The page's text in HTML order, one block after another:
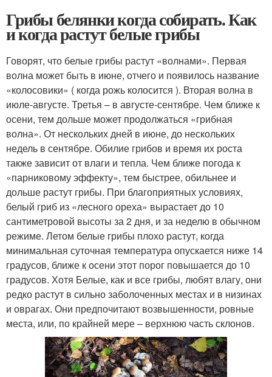
Грибы белянки когда собирать. Как
и когда растут белые грибы
Говорят, что белые грибы растут «волнами». Первая
волна может быть в июне, отчего и появилось название
«колосовики» ( когда рожь колосится ). Вторая волна в
июле-августе. Третья – в августе-сентябре. Чем ближе к
осени, тем дольше может продолжаться «грибная
волна». От нескольких дней в июне, до нескольких
недель в сентябре. Обилие грибов и время их роста
также зависит от влаги и тепла. Чем ближе погода к
«парниковому эффекту», тем быстрее, обильнее и
дольше растут грибы. При благоприятных условиях,
белый гриб из «лесного ореха» вырастает до 10
сантиметровой высоты за 2 дня, и за неделю в обычном
режиме. Летом белые грибы плохо растут, когда
минимальная суточная температура опускается ниже 14
градусов, ближе к осени этот порог повышается до 10
градусов. Хотя Белые, как и все грибы, любят влагу, они
редко растут в сильно заболоченных местах и в низинах
и оврагах. Они предпочитают возвышенности, ровные
места, или, по крайней мере – верхнюю часть склонов.